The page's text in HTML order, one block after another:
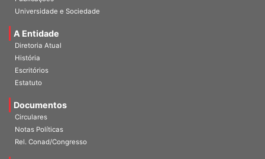
Publicações
A Entidade
Diretoria Atual
História
Escritórios
Documentos
Circulares
Notas Políticas